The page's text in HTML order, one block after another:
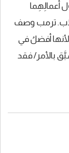
أعمالِهِما
ترمب وصف
لأنها أفضلُ في
بالأمر/ فقد